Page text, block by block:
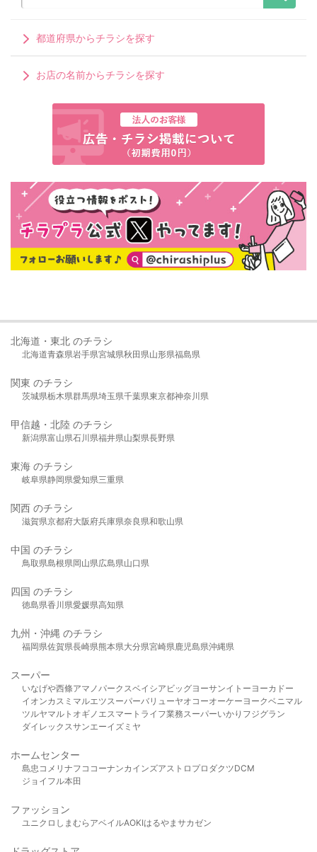
都道府県からチラシを探す
お店の名前からチラシを探す
北海道・東北 のチラシ
北海道青森県岩手県宮城県秋田県山形県福島県
関東 のチラシ
茨城県栃木県群馬県埼玉県千葉県東京都神奈川県
甲信越・北陸 のチラシ
新潟県富山県石川県福井県山梨県長野県
東海 のチラシ
岐阜県静岡県愛知県三重県
関西 のチラシ
滋賀県京都府大阪府兵庫県奈良県和歌山県
中国 のチラシ
鳥取県島根県岡山県広島県山口県
四国 のチラシ
徳島県香川県愛媛県高知県
九州・沖縄 のチラシ
福岡県佐賀県長崎県熊本県大分県宮崎県鹿児島県沖縄県
スーパー
いなげや西條アマノパークスベイシア ビッグヨーサンイトーヨーカドー
イオンカスミ マルエツスーパーバリューヤオコーオーケー ヨークベニマル
ツルヤマルト オギノ エスマート ライフ業務スーパーいかり フジグラン
ダイレックスサンエーイズミヤ
ホームセンター
島忠 コメリ ナフコ コーナンカインズアストロプロダクツDCM
ジョイフル本田
ファッション
ユニクロ しまむら アベイルAOKIはるやま サカゼン